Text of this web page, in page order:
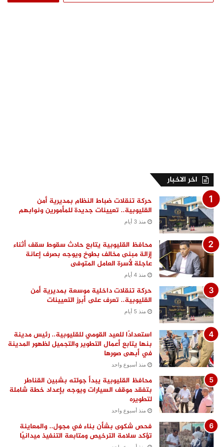
اخر الاخبار
حركة تنقلات ضباط النظام بمديرية أمن
القليوبية.. تعيينات جديدة للمأمورين ونوابهم
منذ 3 أيام
محافظ القليوبية يتابع حادث سقوط سقف أثناء
إزالة مبنى مخالف بطوخ ويوجه بصرف إعانة
عاجلة لأسرة العامل المتوفى
منذ 4 أيام
حركة تنقلات داخلية موسعة بمديرية أمن
القليوبية.. تعرف على أبرز التعيينات
منذ 5 أيام
استعدادًا للعيد القومي للقليوبية.. رئيس مدينة
بنها يتابع أعمال التطوير والتجميل لظهور المدينة
في أبهى صورها
منذ أسبوع واحد
محافظ القليوبية يبدأ جولته بشبين القناطر
بتفقد موقف السيارات ويوجه بإعداد خطة شاملة
لتطويره
منذ أسبوع واحد
فحص شكوى بشأن بناء في مجول.. والمعاينة
تؤكد سلامة الترخيص ومتابعة التنفيذ ميدانيًا